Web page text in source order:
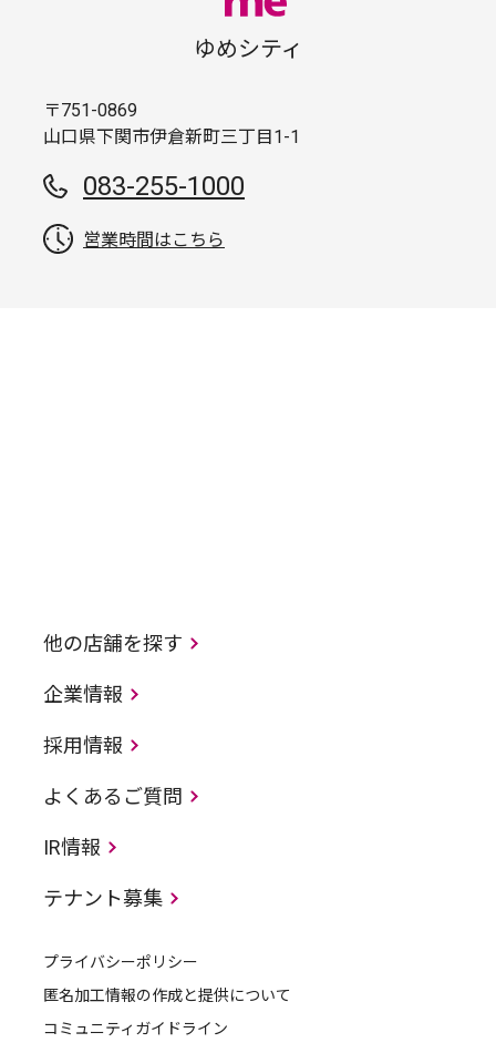
ゆめシティ
〒751-0869
山口県下関市伊倉新町三丁目1-1
083-255-1000
営業時間はこちら
他の店舗を探す
企業情報
採用情報
よくあるご質問
IR情報
テナント募集
プライバシーポリシー
匿名加工情報の作成と提供について
コミュニティガイドライン